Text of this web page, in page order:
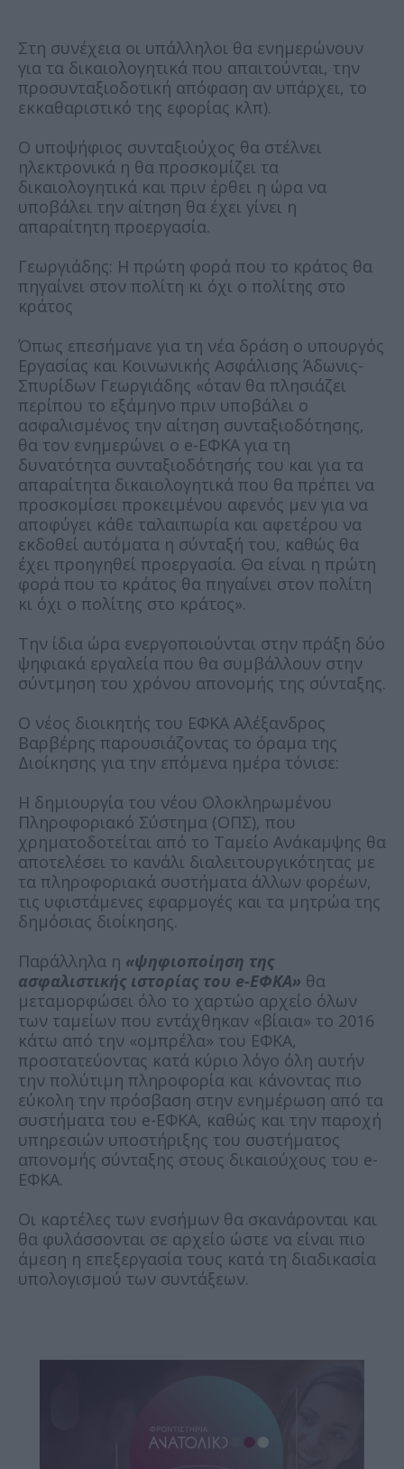
Στη συνέχεια οι υπάλληλοι θα ενημερώνουν
για τα δικαιολογητικά που απαιτούνται, την
προσυνταξιοδοτική απόφαση αν υπάρχει, το
εκκαθαριστικό της εφορίας κλπ).
Ο υποψήφιος συνταξιούχος θα στέλνει
ηλεκτρονικά η θα προσκομίζει τα
δικαιολογητικά και πριν έρθει η ώρα να
υποβάλει την αίτηση θα έχει γίνει η
απαραίτητη προεργασία.
Γεωργιάδης: Η πρώτη φορά που το κράτος θα
πηγαίνει στον πολίτη κι όχι ο πολίτης στο
κράτος
Όπως επεσήμανε για τη νέα δράση ο υπουργός
Εργασίας και Κοινωνικής Ασφάλισης Άδωνις-
Σπυρίδων Γεωργιάδης «όταν θα πλησιάζει
περίπου το εξάμηνο πριν υποβάλει ο
ασφαλισμένος την αίτηση συνταξιοδότησης,
θα τον ενημερώνει ο e-ΕΦΚΑ για τη
δυνατότητα συνταξιοδότησής του και για τα
απαραίτητα δικαιολογητικά που θα πρέπει να
προσκομίσει προκειμένου αφενός μεν για να
αποφύγει κάθε ταλαιπωρία και αφετέρου να
εκδοθεί αυτόματα η σύνταξή του, καθώς θα
έχει προηγηθεί προεργασία. Θα είναι η πρώτη
φορά που το κράτος θα πηγαίνει στον πολίτη
κι όχι ο πολίτης στο κράτος».
Την ίδια ώρα ενεργοποιούνται στην πράξη δύο
ψηφιακά εργαλεία που θα συμβάλλουν στην
σύντμηση του χρόνου απονομής της σύνταξης.
Ο νέος διοικητής του ΕΦΚΑ Αλέξανδρος
Βαρβέρης παρουσιάζοντας το όραμα της
Διοίκησης για την επόμενα ημέρα τόνισε:
Η δημιουργία του νέου Ολοκληρωμένου
Πληροφοριακό Σύστημα (ΟΠΣ), που
χρηματοδοτείται από το Ταμείο Ανάκαμψης θα
αποτελέσει το κανάλι διαλειτουργικότητας με
τα πληροφοριακά συστήματα άλλων φορέων,
τις υφιστάμενες εφαρμογές και τα μητρώα της
δημόσιας διοίκησης.
Παράλληλα η «ψηφιοποίηση της
ασφαλιστικής ιστορίας του e-ΕΦΚΑ» θα
μεταμορφώσει όλο το χαρτώο αρχείο όλων
των ταμείων που εντάχθηκαν «βίαια» το 2016
κάτω από την «ομπρέλα» του ΕΦΚΑ,
προστατεύοντας κατά κύριο λόγο όλη αυτήν
την πολύτιμη πληροφορία και κάνοντας πιο
εύκολη την πρόσβαση στην ενημέρωση από τα
συστήματα του e-ΕΦΚΑ, καθώς και την παροχή
υπηρεσιών υποστήριξης του συστήματος
απονομής σύνταξης στους δικαιούχους του e-
ΕΦΚΑ.
Οι καρτέλες των ενσήμων θα σκανάρονται και
θα φυλάσσονται σε αρχείο ώστε να είναι πιο
άμεση η επεξεργασία τους κατά τη διαδικασία
υπολογισμού των συντάξεων.